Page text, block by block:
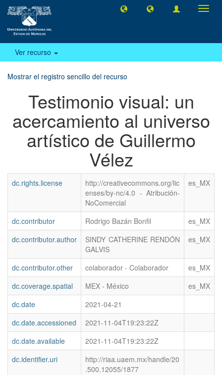
Ver recurso
Mostrar el registro sencillo del recurso
Testimonio visual: un
acercamiento al universo
artístico de Guillermo
Vélez
dc.rights.license
http://creativecommons.org/lic
enses/by-nc/4.0 - Atribución-
NoComercial
es_MX
dc.contributor Rodrigo Bazán Bonfil
es_MX
dc.contributor.author
SINDY CATHERINE RENDÓN
GALVIS
es_MX
dc.contributor.other colaborador - Colaborador
es_MX
dc.coverage.spatial
MEX - México
es_MX
dc.date
2021-04-21
dc.date.accessioned
2021-11-04T19:23:22Z
dc.date.available
2021-11-04T19:23:22Z
dc.identifier.uri
http://riaa.uaem.mx/handle/20
.500.12055/1877